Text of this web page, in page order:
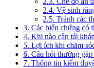
2.4. Vệ sinh
2.5. Tránh các
3. Các biến chứng có
4. Khi nào cần tái
5. Lợi ích khi chăm
6. Câu hỏi thường
7. Thông tin kiểm